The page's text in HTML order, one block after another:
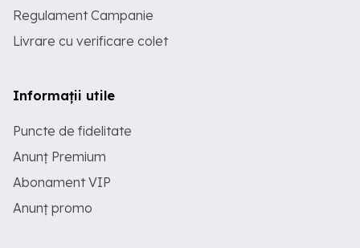
Regulament Campanie
Livrare cu verificare colet
Informații utile
Puncte de fidelitate
Anunț Premium
Abonament VIP
Anunț promo